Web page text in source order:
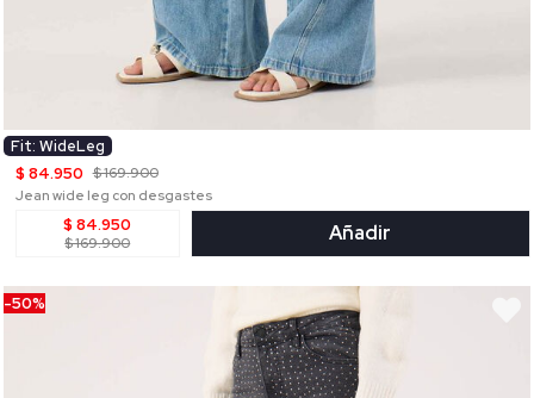
Fit: WideLeg
$ 84.950 $ 169.900
Jean wide leg con desgastes
$ 84.950
$ 169.900 Añadir
-50%